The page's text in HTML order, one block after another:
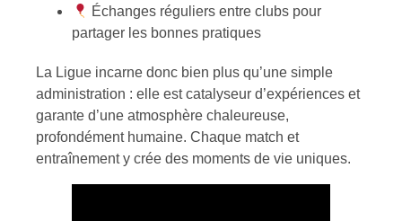
Échanges réguliers entre clubs pour
partager les bonnes pratiques
La Ligue incarne donc bien plus qu’une simple
administration : elle est catalyseur d’expériences et
garante d’une atmosphère chaleureuse,
profondément humaine. Chaque match et
entraînement y crée des moments de vie uniques.